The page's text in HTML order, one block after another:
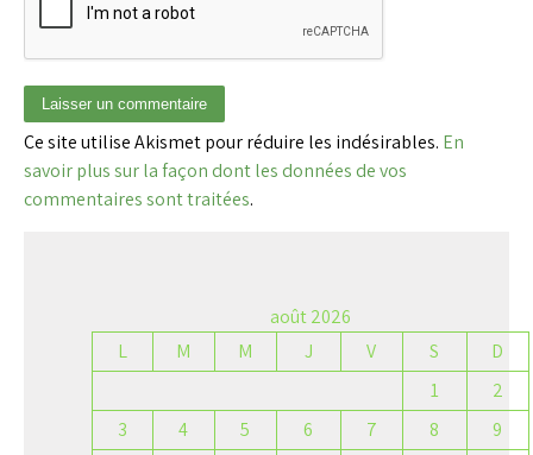
Ce site utilise Akismet pour réduire les indésirables. En
savoir plus sur la façon dont les données de vos
commentaires sont traitées.
août 2026
L
M M J V S
D
1
2
3
4 5 6 7 8
9